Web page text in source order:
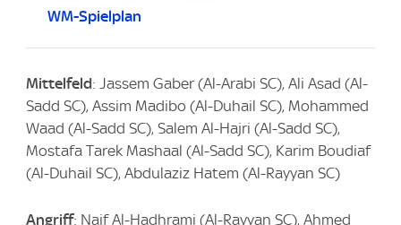
WM-Spielplan
Mittelfeld: Jassem Gaber (Al-Arabi SC), Ali Asad (Al-
Sadd SC), Assim Madibo (Al-Duhail SC), Mohammed
Waad (Al-Sadd SC), Salem Al-Hajri (Al-Sadd SC),
Mostafa Tarek Mashaal (Al-Sadd SC), Karim Boudiaf
(Al-Duhail SC), Abdulaziz Hatem (Al-Rayyan SC)
Angriff: Naif Al-Hadhrami (Al-Rayyan SC), Ahmed